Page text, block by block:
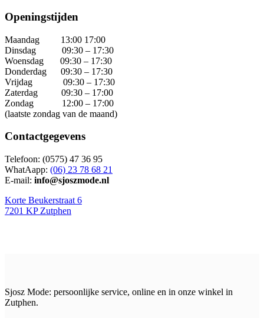
Openingstijden
Maandag 13:00 17:00
Dinsdag 09:30 – 17:30
Woensdag 09:30 – 17:30
Donderdag 09:30 – 17:30
Vrijdag 09:30 – 17:30
Zaterdag 09:30 – 17:00
Zondag 12:00 – 17:00
(laatste zondag van de maand)
Contactgegevens
Telefoon: (0575) 47 36 95
WhatAapp: (06) 23 78 68 21
E-mail: info@sjoszmode.nl
Korte Beukerstraat 6
7201 KP Zutphen
Sjosz Mode: persoonlijke service, online en in onze winkel in
Zutphen.